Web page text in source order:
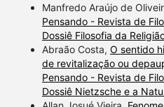
Manfredo Araújo de
Pensando - Revista de
Dossiê Filosofia da
Abraão Costa, O sentido
de revitalização ou
Pensando - Revista de
Dossiê Nietzsche e a